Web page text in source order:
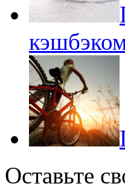
Оставьте